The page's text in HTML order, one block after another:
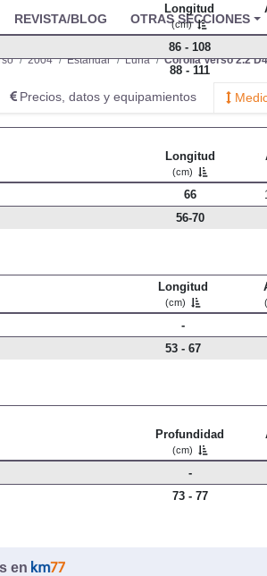
REVISTA/BLOG OTRAS SECCIONES
2004 Estándar Luna Corolla Verso 2.2
Precios, datos y equipamientos
Longitud
(cm)
86 - 108
88 - 111
Longitud
(cm)
66
56-70
Longitud
(cm)
-
53 - 67
Profundidad
(cm)
-
73 - 77
en